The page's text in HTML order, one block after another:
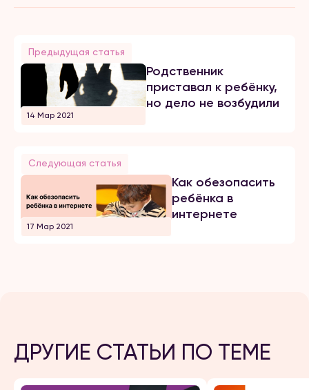
Предыдущая статья
14 Мар 2021
Родственник
приставал к ребёнку,
но дело не возбудили
Следующая статья
17 Мар 2021
Как обезопасить
ребёнка в
интернете
ДРУГИЕ СТАТЬИ ПО ТЕМЕ